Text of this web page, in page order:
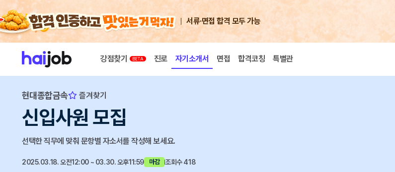
서류·면접 합격 모두 가능
강점찾기 진로 자기소개서 면접 합격코칭 특별관
현대종합금속 즐겨찾기
신입사원 모집
선택한 직무에 맞춰 문항별 자소서를 작성해 보세요.
2025.03.18. 오전12:00 ~ 03.30. 오후11:59 마감 조회수 418